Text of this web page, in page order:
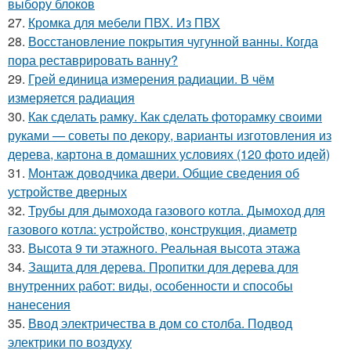
выбору блоков
27. Кромка для мебели ПВХ. Из ПВХ
28. Восстановление покрытия чугунной ванны. Когда
пора реставрировать ванну?
29. Грей единица измерения радиации. В чём
измеряется радиация
30. Как сделать рамку. Как сделать фоторамку своими
руками — советы по декору, варианты изготовления из
дерева, картона в домашних условиях (120 фото идей)
31. Монтаж доводчика двери. Общие сведения об
устройстве дверных
32. Трубы для дымохода газового котла. Дымоход для
газового котла: устройство, конструкция, диаметр
33. Высота 9 ти этажного. Реальная высота этажа
34. Защита для дерева. Пропитки для дерева для
внутренних работ: виды, особенности и способы
нанесения
35. Ввод электричества в дом со столба. Подвод
электрики по воздуху